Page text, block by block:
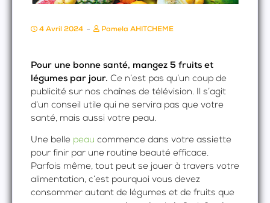
4 Avril 2024 Pamela AHITCHEME
Pour une bonne santé, mangez 5 fruits et
légumes par jour. Ce n’est pas qu’un coup de
publicité sur nos chaînes de télévision. Il s’agit
d’un conseil utile qui ne servira pas que votre
santé, mais aussi votre peau.
Une belle peau commence dans votre assiette
pour finir par une routine beauté efficace.
Parfois même, tout peut se jouer à travers votre
alimentation, c’est pourquoi vous devez
consommer autant de légumes et de fruits que